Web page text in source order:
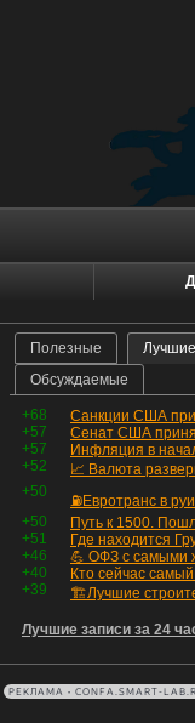
Полезные
Лучшие
Обсуждаемые
+68
+57
+57
+52
📈 Валюта
+50
+50
+51
+46
+40
+39
Лучшие записи за 24
РЕКЛАМА • CONFA.SMART-